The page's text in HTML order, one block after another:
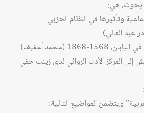
بحوث، هي:
وتأثيرها في النظام الحزبي
عبد العالي)
إلى المركز الأدب الروائي لدى زينب حفي
ويتضمن المواضيع التالية: